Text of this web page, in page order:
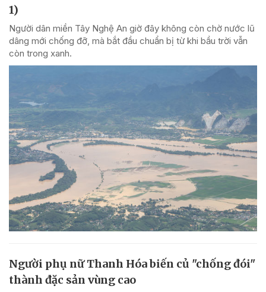
1)
Người dân miền Tây Nghệ An giờ đây không còn chờ nước lũ
dâng mới chống đỡ, mà bắt đầu chuẩn bị từ khi bầu trời vẫn
còn trong xanh.
Người phụ nữ Thanh Hóa biến củ "chống đói"
thành đặc sản vùng cao